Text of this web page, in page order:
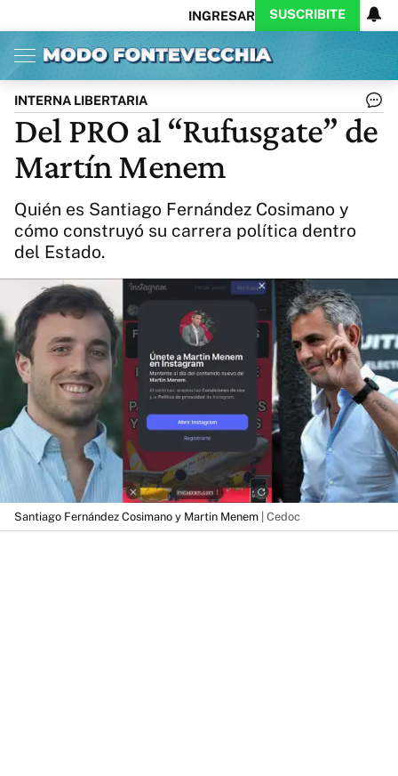
INGRESAR SUSCRIBITE
Inicio Ahora
Opinión
Política
Ciencia
Protagonistas
Cultura
Arte
Educación
Internacional
Clima
Deportes
CARAS
Exitoina
Videos
Córdoba
Reperfilar
Business
Noticias
Caras
Exitoina
Diario del Juicio
Actualidad
INTERNA LIBERTARIA
Del PRO al “Rufusgate” de
Martín Menem
Quién es Santiago Fernández Cosimano y
cómo construyó su carrera política dentro
del Estado.
Santiago Fernández Cosimano y Martin Menem | Cedoc